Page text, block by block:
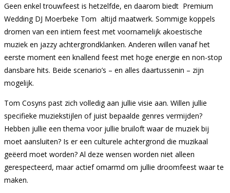
Geen enkel trouwfeest is hetzelfde, en daarom biedt Premium
Wedding DJ Moerbeke Tom altijd maatwerk. Sommige koppels
dromen van een intiem feest met voornamelijk akoestische
muziek en jazzy achtergrondklanken. Anderen willen vanaf het
eerste moment een knallend feest met hoge energie en non-stop
dansbare hits. Beide scenario’s – en alles daartussenin – zijn
mogelijk.
Tom Cosyns past zich volledig aan jullie visie aan. Willen jullie
specifieke muziekstijlen of juist bepaalde genres vermijden?
Hebben jullie een thema voor jullie bruiloft waar de muziek bij
moet aansluiten? Is er een culturele achtergrond die muzikaal
geëerd moet worden? Al deze wensen worden niet alleen
gerespecteerd, maar actief omarmd om jullie droomfeest waar te
maken.